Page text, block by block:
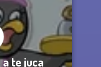
te juca